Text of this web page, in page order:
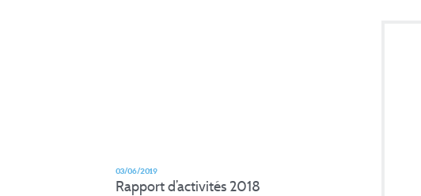
03/06/2019
Rapport d’activités 2018